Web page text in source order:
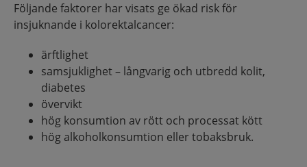
Följande faktorer har visats ge ökad risk för
insjuknande i kolorektalcancer:
ärftlighet
samsjuklighet – långvarig och utbredd kolit,
diabetes
övervikt
hög konsumtion av rött och processat kött
hög alkoholkonsumtion eller tobaksbruk.